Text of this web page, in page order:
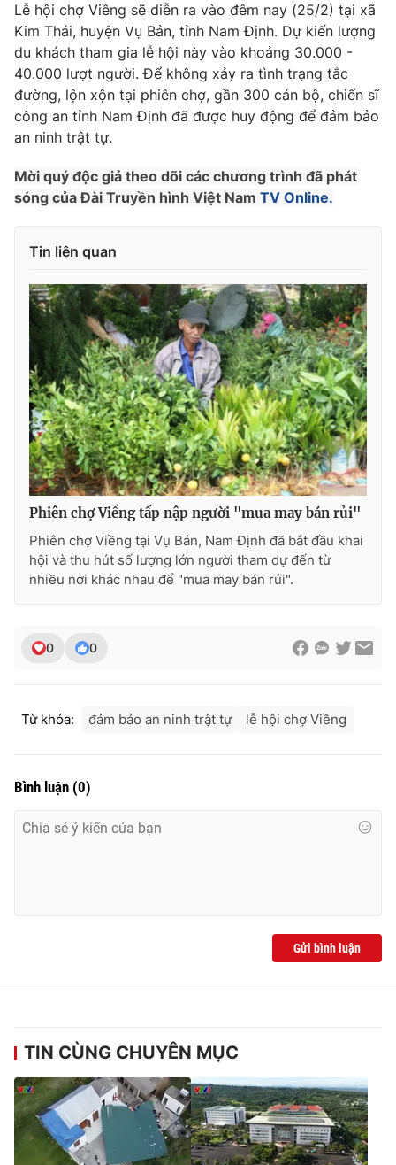
Tin tức
Thế giới đó đây
Câu chuyện quốc tế
Kinh tế
Tài chính
Thị trường
Góc doanh nghiệp
Dữ liệu và đời sống
Truyền hình
Phim VTV
Hậu trường
Nhân vật
Khán giả
Giải sao mai
Giải trí
Âm nhạc
Sao
Làm đẹp
Chất lượng cuộc sống
Giáo dục
Tuyển sinh
Học trực tuyến
Công nghệ
Hitech Công nghệ tương lai
Sản phẩm
Thị trường
Tư vấn
Giao lưu trực tuyến
Lịch phát sóng
Chuyên mục khác
Emagazine Podcast
Video
Thị trường 24h
THỜI BÁO VTV
Theo dõi báo trên
Lễ hội chợ Viềng sẽ diễn ra vào đêm nay (25/2) tại xã
Kim Thái, huyện Vụ Bản, tỉnh Nam Định. Dự kiến lượng
du khách tham gia lễ hội này vào khoảng 30.000 -
40.000 lượt người. Để không xảy ra tình trạng tắc
đường, lộn xộn tại phiên chợ, gần 300 cán bộ, chiến sĩ
công an tỉnh Nam Định đã được huy động để đảm bảo
an ninh trật tự.
Mời quý độc giả theo dõi các chương trình đã phát
sóng của Đài Truyền hình Việt Nam TV Online.
Tin liên quan
Phiên chợ Viềng tấp nập người "mua may bán rủi"
Phiên chợ Viềng tại Vụ Bản, Nam Định đã bắt đầu khai
hội và thu hút số lượng lớn người tham dự đến từ
nhiều nơi khác nhau để "mua may bán rủi".
0 0
Từ khóa: đảm bảo an ninh trật tự lễ hội chợ Viềng
Bình luận (0)
Gửi bình luận
TIN CÙNG CHUYÊN MỤC